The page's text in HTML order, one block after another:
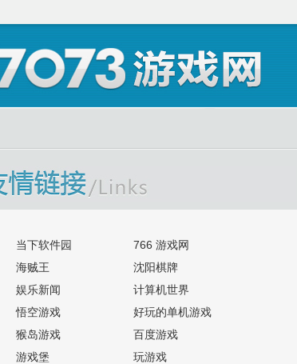
当下软件园 766 游戏网
海贼王
沈阳棋牌
娱乐新闻
计算机世界
悟空游戏
好玩的单机游戏
猴岛游戏
百度游戏
游戏堡
玩游戏